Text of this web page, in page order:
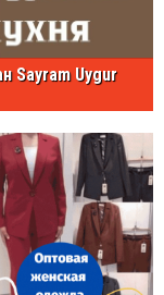
Sayram Uygur